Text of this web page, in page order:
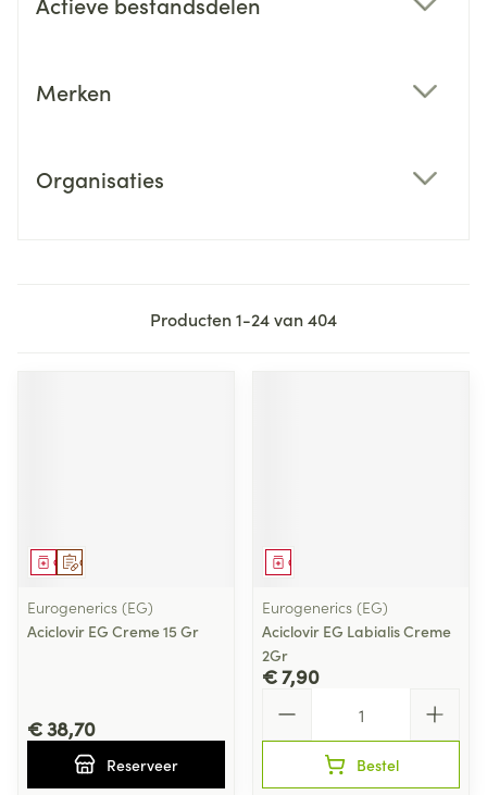
Merken
Organisaties
Producten1-24van404
Op voorschrift
Geneesmiddel
Eurogenerics (EG)
Aciclovir EG Creme 15 Gr
€ 38,70
Reserveer
Geneesmiddel
Eurogenerics (EG)
Aciclovir EG Labialis Creme
2Gr
€ 7,90
Bestel